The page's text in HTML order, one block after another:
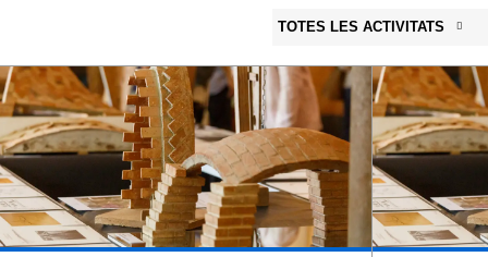
TOTES LES ACTIVITATS